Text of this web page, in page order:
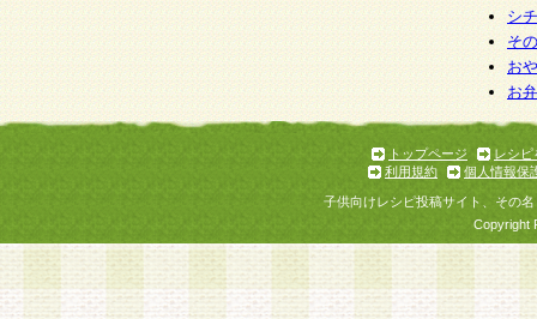
シ
そ
お
お
トップページ
レシピ
利用規約
個人情報保
子供向けレシピ投稿サイト、その
Copyright